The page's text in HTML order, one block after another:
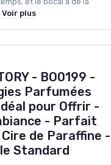
Voir plus
- BO0199 -
Parfumées
pour Offrir -
- Parfait
de Paraffine -
Standard